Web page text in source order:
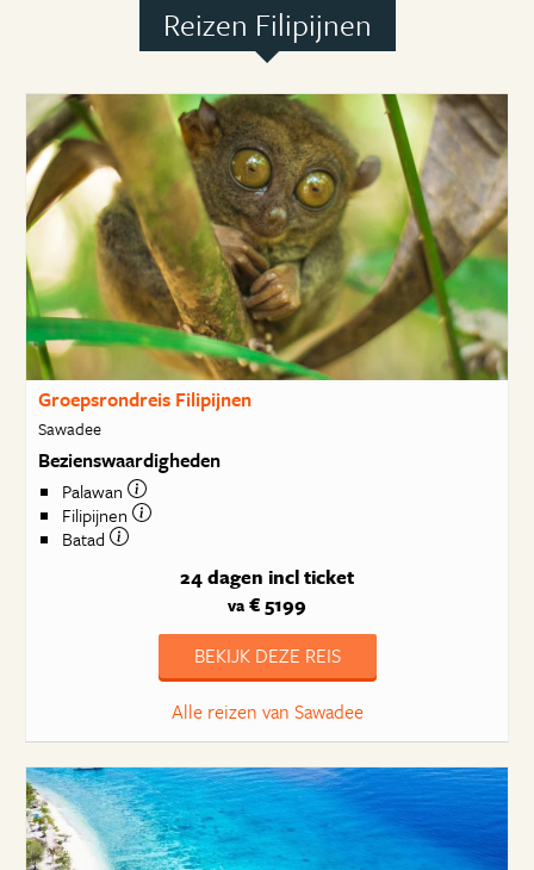
Reizen Filipijnen
Groepsrondreis Filipijnen
Sawadee
Bezienswaardigheden
Palawan
Filipijnen
Batad
24 dagen incl ticket
va € 5199
BEKIJK DEZE REIS
Alle reizen van Sawadee